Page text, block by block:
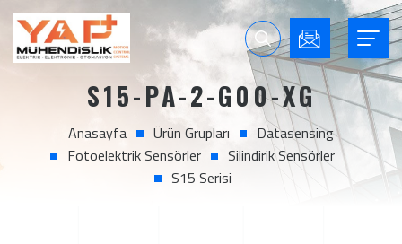
S15-PA-2-G00-XG
Anasayfa Ürün Grupları
Datasensing
Fotoelektrik Sensörler
Silindirik Sensörler
S15 Serisi